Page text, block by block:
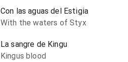
Con las aguas del Estigia
With the waters of Styx
La sangre de Kingu
Kingus blood